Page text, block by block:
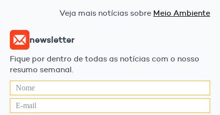
Veja mais notícias sobre Meio Ambiente
newsletter
Fique por dentro de todas as notícias com o nosso
resumo semanal.